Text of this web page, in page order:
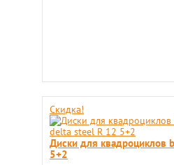
Скидка!
Диски для квадроциклов
5+2